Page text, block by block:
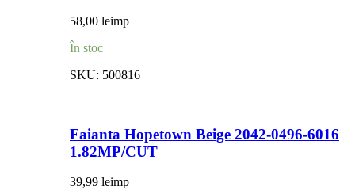
58,00 leimp
În stoc
SKU: 500816
Faianta Hopetown Beige 2042-0496-6016
1.82MP/CUT
39,99 leimp